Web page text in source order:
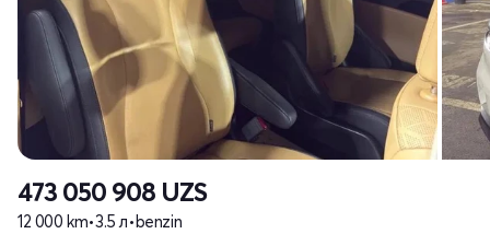
473 050 908 UZS
12 000 km•3.5 л•benzin